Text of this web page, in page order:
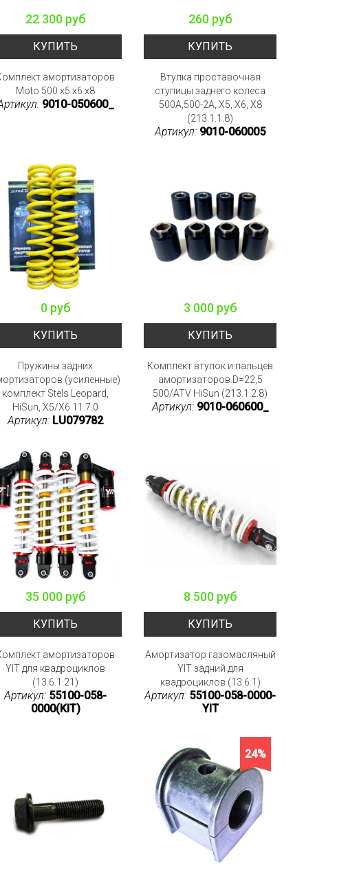
22 300 руб
КУПИТЬ
амортизаторов
Moto 500 x5 x6 x8
9010-050600_
260 руб
КУПИТЬ
Втулка проставочная
ступицы заднего колеса
500A,500-2A, X5, X6, X8
(213.1.1.8)
Артикул: 9010-060005
0 руб
КУПИТЬ
Пружины задних
(усиленные)
комплект Stels Leopard,
HiSun, X5/X6 11.7.0
Артикул: LU079782
3 000 руб
КУПИТЬ
Комплект втулок и пальцев
амортизаторов.D=22,5
500/ATV HiSun (213.1.2.8)
Артикул: 9010-060600_
35 000 руб
КУПИТЬ
амортизаторов
YIT для квадроциклов
(13.6.1.21)
Артикул: 55100-058-
0000(KIT)
8 500 руб
КУПИТЬ
Амортизатор газомасляный
YIT задний для
квадроциклов (13.6.1)
Артикул: 55100-058-0000-
YIT
24%